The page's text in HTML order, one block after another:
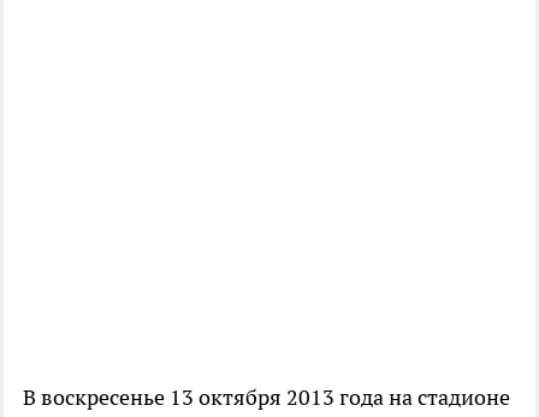
В воскресенье 13 октября 2013 года на стадионе